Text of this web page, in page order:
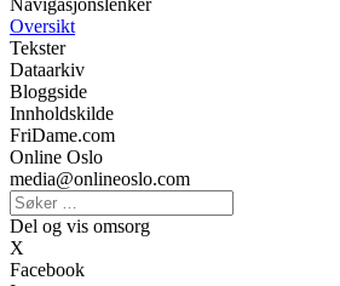
Navigasjonslenker
Oversikt
Tekster
Dataarkiv
Bloggside
Innholdskilde
FriDame.com
Online Oslo
media@onlineoslo.com
Del og vis omsorg
X
Facebook